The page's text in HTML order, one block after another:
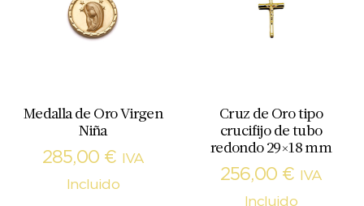
Medalla de Oro Virgen
Niña
285,00 €
IVA
Incluido
Cruz de Oro tipo
crucifijo de tubo
redondo 29×18 mm
256,00 €
IVA
Incluido